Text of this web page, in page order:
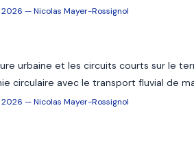
— Nicolas Mayer-Rossignol
urbaine et les circuits courts sur le
circulaire avec le transport fluvial de
— Nicolas Mayer-Rossignol